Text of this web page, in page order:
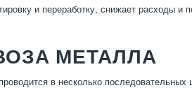
и переработку, снижает расходы
МЕТАЛЛА
в несколько последовательных